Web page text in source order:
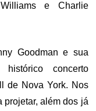
e Charlie
Goodman e sua
concerto
de Nova York. Nos
projetar, além dos já